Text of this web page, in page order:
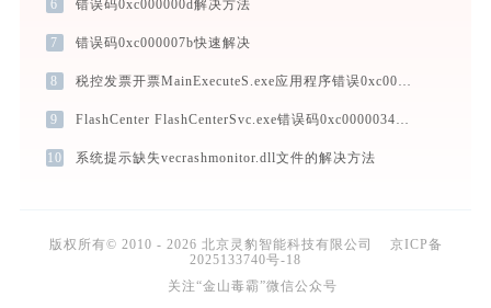
6 错误码0xc000000d解决方法
7 错误码0xc000007b快速解决
8 税控发票开票MainExecuteS.exe应用程序错误0xc000000d解决方法
9 FlashCenter FlashCenterSvc.exe错误码0xc0000034处理办法
10 系统提示缺失vecrashmonitor.dll文件的解决方法
版权所有© 2010 - 2026 北京灵豹智能科技有限公司
京ICP备
2025133740号-18
关注“金山毒霸”微信公众号